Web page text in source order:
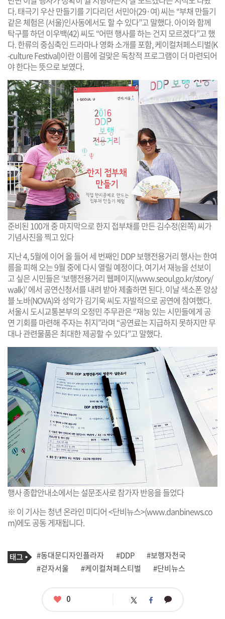
다. 태극기 우산 만들기를 기다리던 서민아(29·여) 씨는 “부채 만들기
같은 체험은 (서울)인사동에서도 할 수 있다”고 말했다. 아이와 함께
탁구를 하던 이우백(42) 씨도 “어떤 행사를 하는 건지 모르겠다”고 했
다. 한류의 중심축인 드라마나 영화 소개를 포함, 케이컬처페스티벌(K
-culture Festival)이란 이름에 걸맞은 독창적 프로그램이 더 마련되어
야 한다는 뜻으로 보였다.
준비된 100개 중 마지막으로 한지 접부채를 만든 김수정(왼쪽) 씨가
기념사진을 찍고 있다
지난 4, 5월에 이어 올 들어 세 번째인 DDP 보행전용거리 행사는 한여
름을 피해 오는 9월 중에 다시 열릴 예정이다. 여기서 재능을 선보이
고 싶은 시민들은 ‘보행전용거리 웹페이지(www.seoul.go.kr/story/
walk)’ 에서 공연신청서를 내려 받아 제출하면 된다. 이날 색소폰 앙상
블 노바(NOVA)와 성악가 김기욱 씨도 자발적으로 공연에 참여했다.
서울시 도시교통본부의 오정민 주무관은 “재능 있는 시민들에게 공
연 기회를 마련해 주자는 취지”라며 “공연료는 지급하지 못하지만 무
대나 관련물품은 최대한 제공할 수 있다”고 말했다.
행사 종합안내소에서는 설문조사로 참가자 반응을 들었다
※ 이 기사는 청년 온라인 미디어 <단비뉴스>(www.danbinews.co
m)에도 공동 게재됩니다.
기
사
관
련
태
그
#동대문디자인플라자 #DDP
#보행자천국
#걷자서울
#케이컬쳐페스티벌 #단비뉴스
좋
0 트 페 카